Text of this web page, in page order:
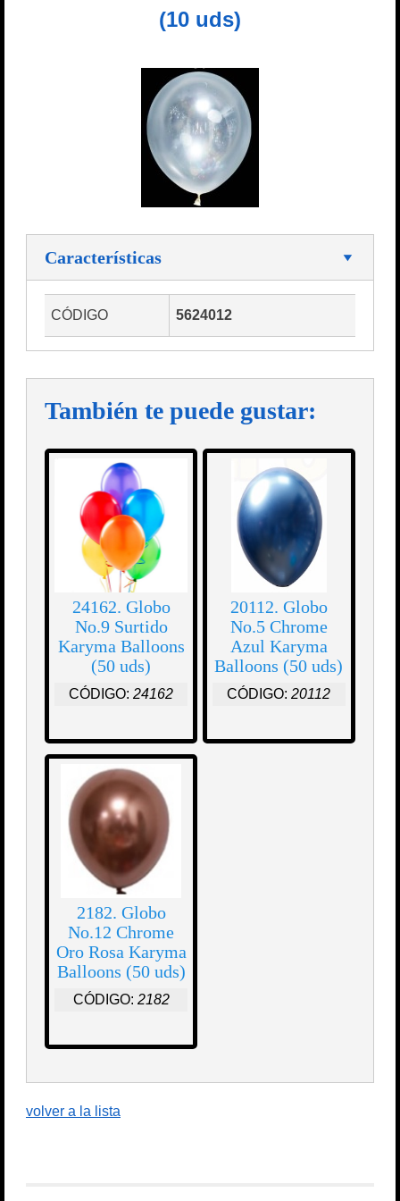
(10 uds)
Características
CÓDIGO 5624012
También te puede gustar:
24162. Globo
No.9 Surtido
Karyma Balloons
(50 uds)
CÓDIGO: 24162
20112. Globo
No.5 Chrome
Azul Karyma
Balloons (50 uds)
CÓDIGO: 20112
2182. Globo
No.12 Chrome
Oro Rosa Karyma
Balloons (50 uds)
CÓDIGO: 2182
volver a la lista